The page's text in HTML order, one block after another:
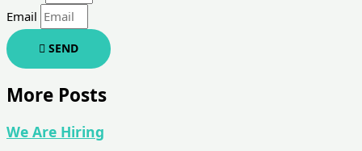
Email
SEND
More Posts
We Are Hiring